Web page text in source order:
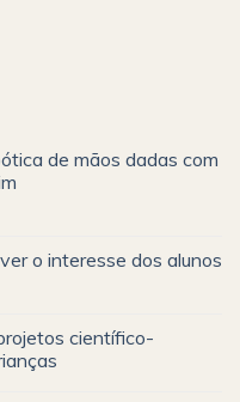
de mãos dadas com
o interesse dos alunos
científico-